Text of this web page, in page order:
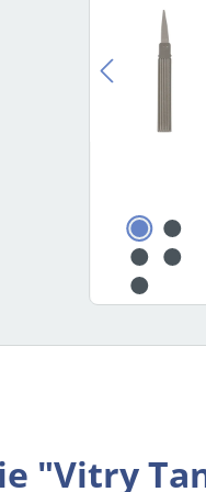
"Vitry